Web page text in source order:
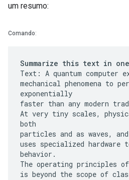
um resumo:
Comando:
Summarize this text in
Text: A quantum computer
mechanical phenomena to
exponentially
faster than any modern
At very tiny scales,
both
particles and as waves, and
uses specialized hardware
behavior.
The operating principles of
is beyond the scope of